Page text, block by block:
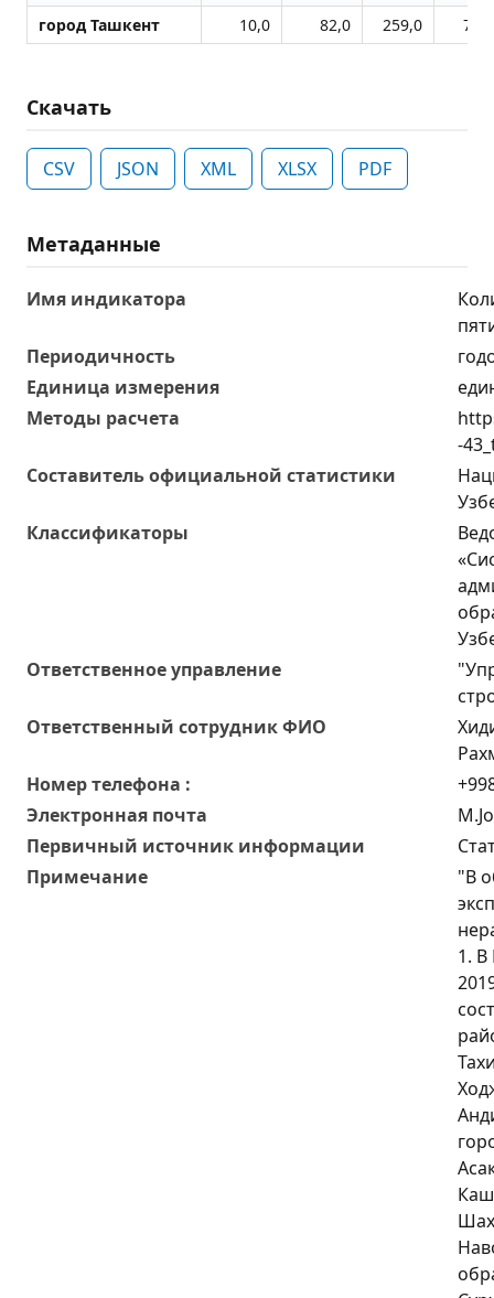
город Ташкент 10,0 82,0 259,0
Скачать
CSV JSON XML XLSX PDF
Метаданные
Имя индикатора
Периодичность
Единица измерения
Методы расчета
-
Составитель официальной статистики
Классификаторы
Ответственное управление
Oтветственный сотрудник ФИО
Номер телефона :
Электронная почта
Первичный источник информации
Примечание
"В
1. В